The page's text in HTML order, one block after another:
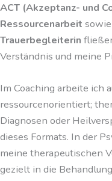
ACT (Akzeptanz- und
Ressourcenarbeit
Trauerbegleiterin
Verständnis und meine
Im Coaching arbeite ich
ressourcenorientiert;
Diagnosen oder
dieses Formats. In der
meine therapeutischen
gezielt in die